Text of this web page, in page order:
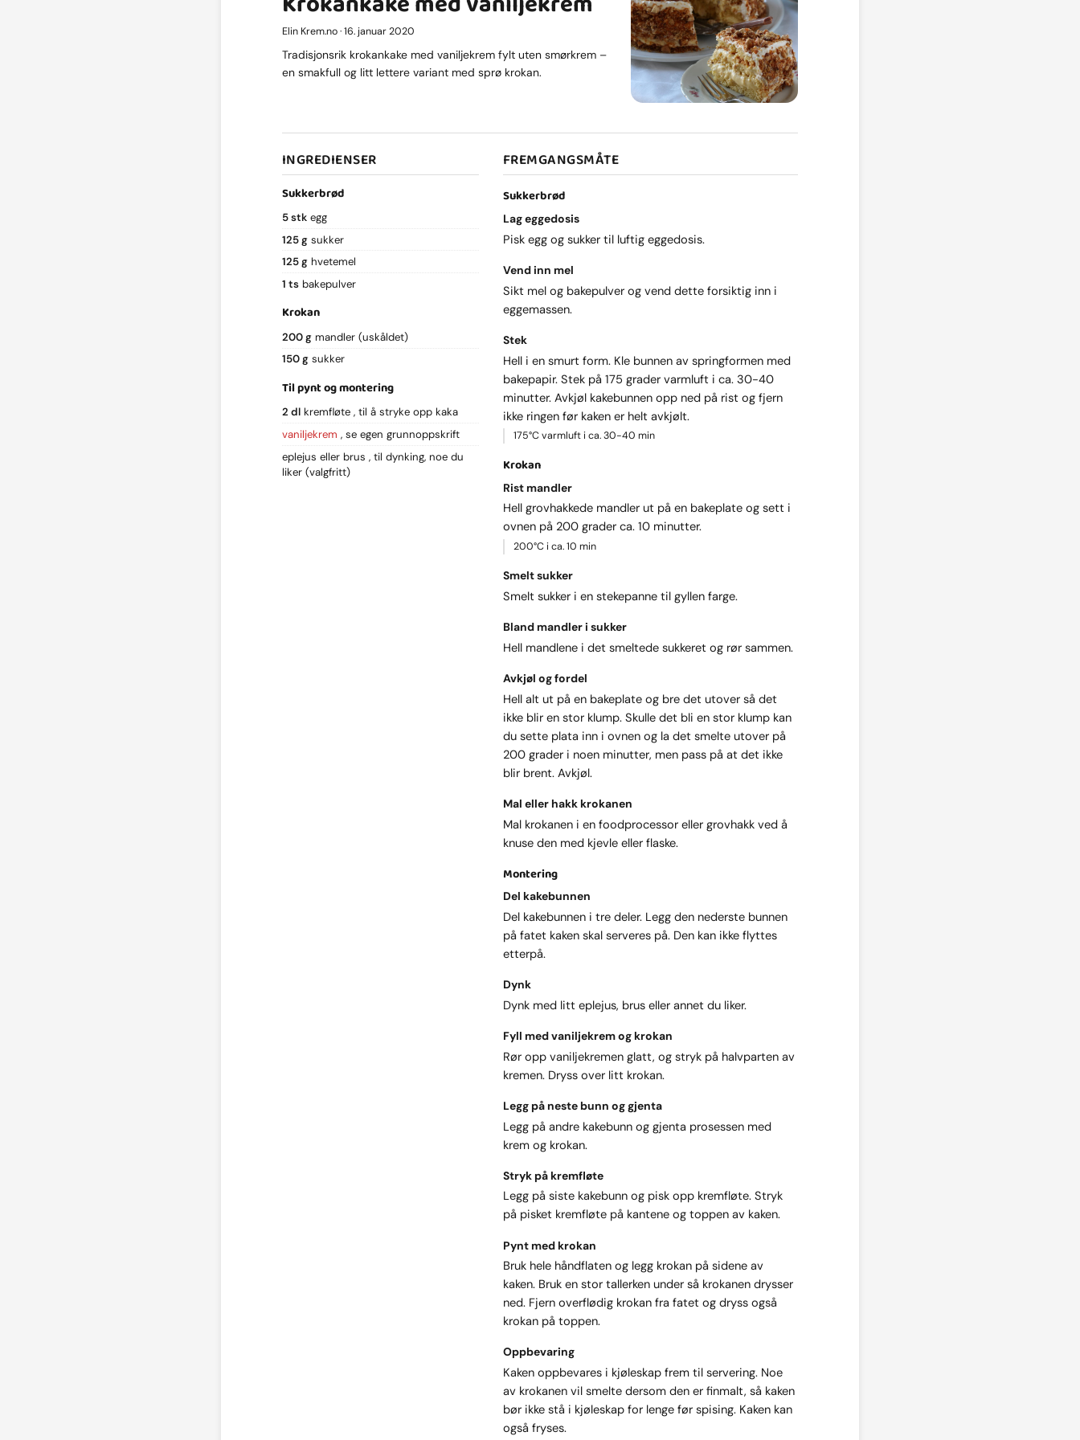
Elin Krem.no · 16. januar 2020
Tradisjonsrik krokankake med vaniljekrem fylt uten smørkrem –
en smakfull og litt lettere variant med sprø krokan.
INGREDIENSER
Sukkerbrød
5 stk egg
125 g sukker
125 g hvetemel
1 ts bakepulver
Krokan
200 g mandler (uskåldet)
150 g sukker
Til pynt og montering
2 dl kremfløte
til å stryke opp kaka
vaniljekrem
se egen grunnoppskrift
eplejus eller brus
til dynking, noe du
liker (valgfritt)
FREMGANGSMÅTE
Sukkerbrød
Lag eggedosis
Pisk egg og sukker til luftig eggedosis.
Vend inn mel
Sikt mel og bakepulver og vend dette forsiktig inn i
eggemassen.
Stek
Hell i en smurt form. Kle bunnen av springformen med
bakepapir. Stek på 175 grader varmluft i ca. 30-40
minutter. Avkjøl kakebunnen opp ned på rist og fjern
ikke ringen før kaken er helt avkjølt.
175°C varmluft i ca. 30-40 min
Krokan
Rist mandler
Hell grovhakkede mandler ut på en bakeplate og sett i
ovnen på 200 grader ca. 10 minutter.
200°C i ca. 10 min
Smelt sukker
Smelt sukker i en stekepanne til gyllen farge.
Bland mandler i sukker
Hell mandlene i det smeltede sukkeret og rør sammen.
Avkjøl og fordel
Hell alt ut på en bakeplate og bre det utover så det
ikke blir en stor klump. Skulle det bli en stor klump kan
du sette plata inn i ovnen og la det smelte utover på
200 grader i noen minutter, men pass på at det ikke
blir brent. Avkjøl.
Mal eller hakk krokanen
Mal krokanen i en foodprocessor eller grovhakk ved å
knuse den med kjevle eller flaske.
Montering
Del kakebunnen
Del kakebunnen i tre deler. Legg den nederste bunnen
på fatet kaken skal serveres på. Den kan ikke flyttes
etterpå.
Dynk
Dynk med litt eplejus, brus eller annet du liker.
Fyll med vaniljekrem og krokan
Rør opp vaniljekremen glatt, og stryk på halvparten av
kremen. Dryss over litt krokan.
Legg på neste bunn og gjenta
Legg på andre kakebunn og gjenta prosessen med
krem og krokan.
Stryk på kremfløte
Legg på siste kakebunn og pisk opp kremfløte. Stryk
på pisket kremfløte på kantene og toppen av kaken.
Pynt med krokan
Bruk hele håndflaten og legg krokan på sidene av
kaken. Bruk en stor tallerken under så krokanen drysser
ned. Fjern overflødig krokan fra fatet og dryss også
krokan på toppen.
Oppbevaring
Kaken oppbevares i kjøleskap frem til servering. Noe
av krokanen vil smelte dersom den er finmalt, så kaken
bør ikke stå i kjøleskap for lenge før spising. Kaken kan
også fryses.